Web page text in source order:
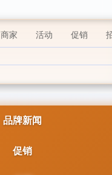
商家 活动 促销
品牌新闻
促销